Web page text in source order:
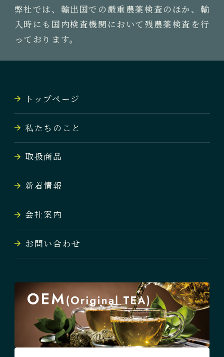
弊社では、輸出国での厳重農薬検査のほか、輸
入時にも国内検査機関において残農薬検査を行
っております。
トップページ
私たちのこと
取扱商品
新着情報
会社案内
お問い合わせ